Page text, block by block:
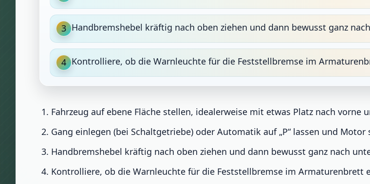
3 Handbremshebel kräftig nach oben ziehen und dann bewusst ganz
4 Kontrolliere, ob die Warnleuchte für die Feststellbremse im
Fahrzeug auf ebene Fläche stellen, idealerweise mit etwas Platz nach vorne
Gang einlegen (bei Schaltgetriebe) oder Automatik auf „P“ lassen und Motor
Handbremshebel kräftig nach oben ziehen und dann bewusst ganz nach
Kontrolliere, ob die Warnleuchte für die Feststellbremse im Armaturenbrett